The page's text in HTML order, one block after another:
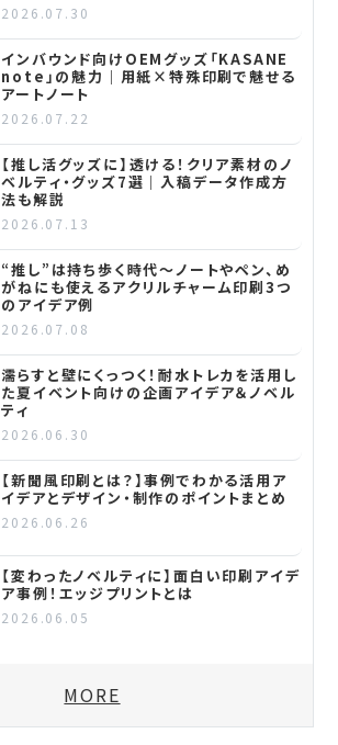
2026.07.30
インバウンド向けOEMグッズ「KASANE
note」の魅力｜用紙×特殊印刷で魅せる
アートノート
2026.07.22
【推し活グッズに】透ける！クリア素材のノ
ベルティ・グッズ7選｜入稿データ作成方
法も解説
2026.07.13
“推し”は持ち歩く時代～ノートやペン、め
がねにも使えるアクリルチャーム印刷3つ
のアイデア例
2026.07.08
濡らすと壁にくっつく！耐水トレカを活用し
た夏イベント向けの企画アイデア＆ノベル
ティ
2026.06.30
【新聞風印刷とは？】事例でわかる活用ア
イデアとデザイン・制作のポイントまとめ
2026.06.26
【変わったノベルティに】面白い印刷アイデ
ア事例！エッジプリントとは
2026.06.05
MORE